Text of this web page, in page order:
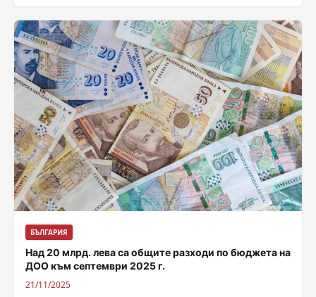
БЪЛГАРИЯ
Над 20 млрд. лева са общите разходи по бюджета на
ДОО към септември 2025 г.
21/11/2025